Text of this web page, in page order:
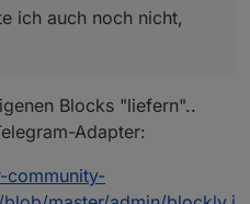
ich auch noch nicht,
Blocks "liefern"..
Adapter: